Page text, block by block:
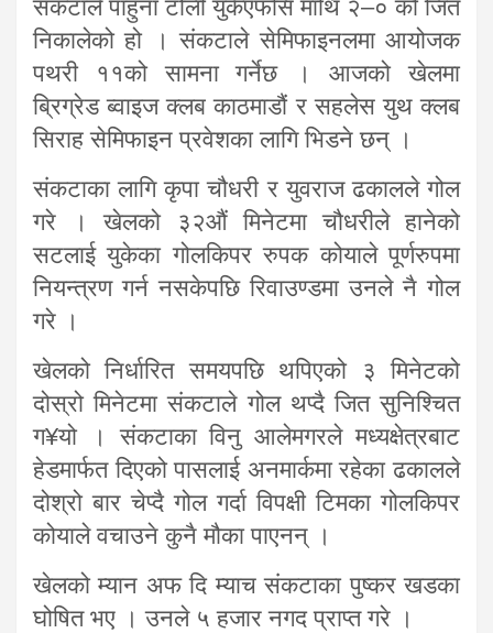
संकटाले पाहुना टोली युकेएफसि माथि २–० को जित
निकालेको हो । संकटाले सेमिफाइनलमा आयोजक
पथरी ११को सामना गर्नेछ । आजको खेलमा
ब्रिग्रेड ब्वाइज क्लब काठमाडौं र सहलेस युथ क्लब
सिराह सेमिफाइन प्रवेशका लागि भिडने छन् ।
संकटाका लागि कृपा चौधरी र युवराज ढकालले गोल
गरे । खेलको ३२औं मिनेटमा चौधरीले हानेको
सटलाई युकेका गोलकिपर रुपक कोयाले पूर्णरुपमा
नियन्त्रण गर्न नसकेपछि रिवाउण्डमा उनले नै गोल
गरे ।
खेलको निर्धारित समयपछि थपिएको ३ मिनेटको
दोस्रो मिनेटमा संकटाले गोल थप्दै जित सुनिश्चित
ग¥यो । संकटाका विनु आलेमगरले मध्यक्षेत्रबाट
हेडमार्फत दिएको पासलाई अनमार्कमा रहेका ढकालले
दोश्रो बार चेप्दै गोल गर्दा विपक्षी टिमका गोलकिपर
कोयाले वचाउने कुनै मौका पाएनन् ।
खेलको म्यान अफ दि म्याच संकटाका पुष्कर खडका
घोषित भए । उनले ५ हजार नगद प्राप्त गरे ।